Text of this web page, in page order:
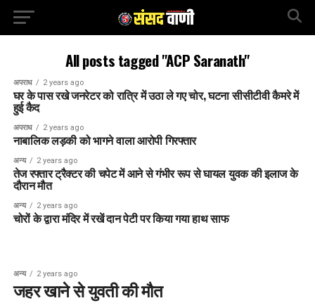
All posts tagged "ACP Saranath"
अपराध 2 years ago
घर के पास रखे जनरेटर को रात्रि में उठा ले गए चोर, घटना सीसीटीवी कैमरे में
हुई कैद
अपराध 2 years ago
नाबालिक लड़की को भागने वाला आरोपी गिरफ्तार
अन्य 2 years ago
तेज रफ्तार ट्रैक्टर की चपेट में आने से गंभीर रूप से घायल युवक की इलाज के
दौरान मौत
अन्य 2 years ago
चोरों के द्वारा मंदिर में रखें दान पेटी पर किया गया हाथ साफ
अन्य 2 years ago
जहर खाने से युवती की मौत